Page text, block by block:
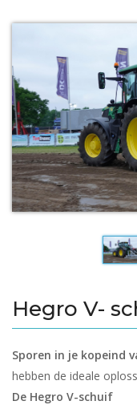
Hegro V-
Sporen in je kopeind
hebben de ideale
De Hegro V-schuif